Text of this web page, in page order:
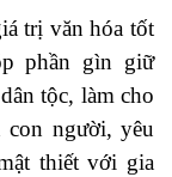
trị văn hóa tốt
phần gìn giữ
tộc, làm cho
người, yêu
thiết với gia